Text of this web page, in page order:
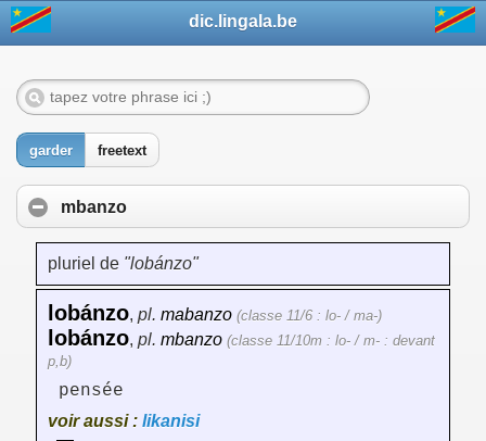
dic.lingala.be
garder freetext
mbanzo
pluriel de "lobánzo"
lobánzo, pl. mabanzo (classe 11/6 : lo- / ma-)
lobánzo, pl. mbanzo (classe 11/10m : lo- / m- : devant
p,b)
pensée
voir aussi : likanisi